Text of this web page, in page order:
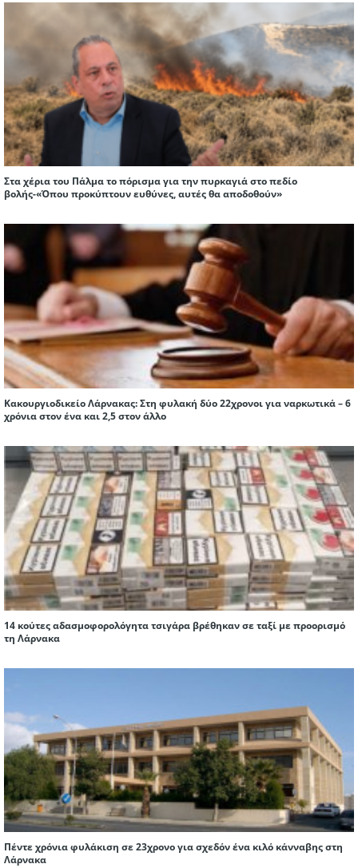
Στα χέρια του Πάλμα το πόρισμα για την πυρκαγιά στο πεδίο
βολής-«Όπου προκύπτουν ευθύνες, αυτές θα αποδοθούν»
Κακουργιοδικείο Λάρνακας: Στη φυλακή δύο 22χρονοι για ναρκωτικά – 6
χρόνια στον ένα και 2,5 στον άλλο
14 κούτες αδασμοφορολόγητα τσιγάρα βρέθηκαν σε ταξί με προορισμό
τη Λάρνακα
Πέντε χρόνια φυλάκιση σε 23χρονο για σχεδόν ένα κιλό κάνναβης στη
Λάρνακα